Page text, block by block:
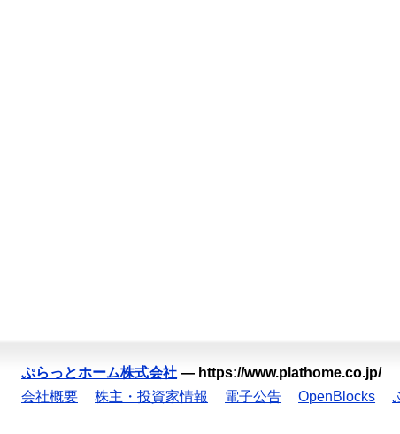
ぷらっとホーム株式会社 — https://www.plathome.co.jp/
会社概要
株主・投資家情報 電子公告 OpenBlocks